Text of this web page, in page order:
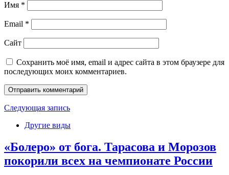
Имя *
Email *
Сайт
Сохранить моё имя, email и адрес сайта в этом браузере для
последующих моих комментариев.
Следующая запись
Другие виды
«Болеро» от бога. Тарасова и Морозов
покорили всех на чемпионате России